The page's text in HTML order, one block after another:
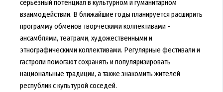
серьезный потенциал в культурном и гуманитарном
взаимодействии. В ближайшие годы планируется расширить
программу обменов творческими коллективами -
ансамблями, театрами, художественными и
этнографическими коллективами. Регулярные фестивали и
гастроли помогают сохранять и популяризировать
национальные традиции, а также знакомить жителей
республик с культурой соседей.